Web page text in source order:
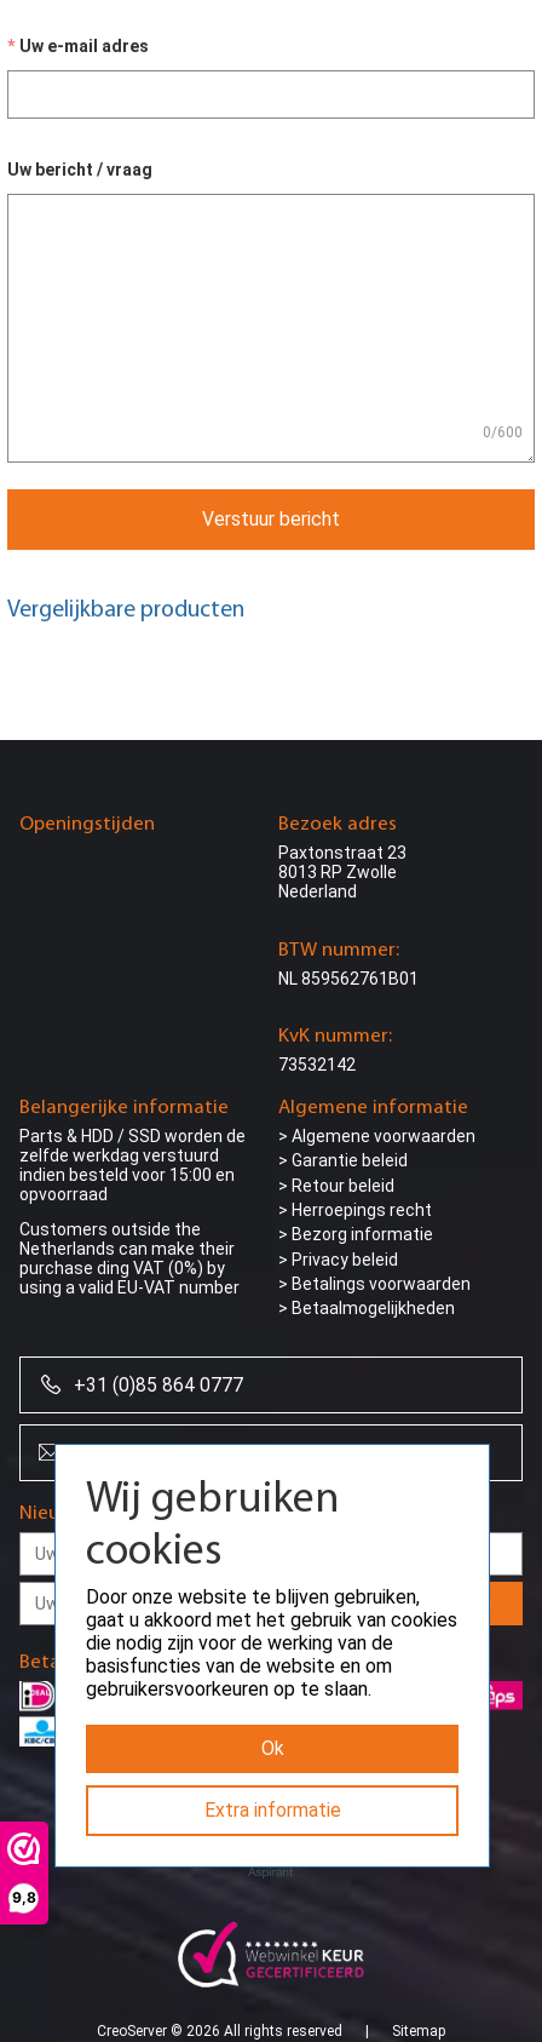
9,8
Uw e-mail adres
Uw bericht / vraag
0/600
Verstuur bericht
Vergelijkbare producten
Openingstijden
Belangerijke informatie
Parts & HDD / SSD worden de
zelfde werkdag verstuurd
indien besteld voor 15:00 en
opvoorraad
Customers outside the
Netherlands can make their
purchase ding VAT (0%) by
using a valid EU-VAT number
Algemene informatie
> Algemene voorwaarden
> Garantie beleid
> Retour beleid
> Herroepings recht
> Bezorg informatie
> Privacy beleid
> Betalings voorwaarden
> Betaalmogelijkheden
Bezoek adres
Paxtonstraat 23
8013 RP Zwolle
Nederland
BTW nummer:
NL 859562761B01
KvK nummer:
73532142
+31 (0)85 864 0777
info@creoserver.com
Nieuwsbrief
Aanmelden
CreoServer © 2026 All rights reserved Sitemap
Betaalmethodes
Wij gebruiken
cookies
Door onze website te blijven gebruiken,
gaat u akkoord met het gebruik van cookies
die nodig zijn voor de werking van de
basisfuncties van de website en om
Ok
Extra informatie
Request error